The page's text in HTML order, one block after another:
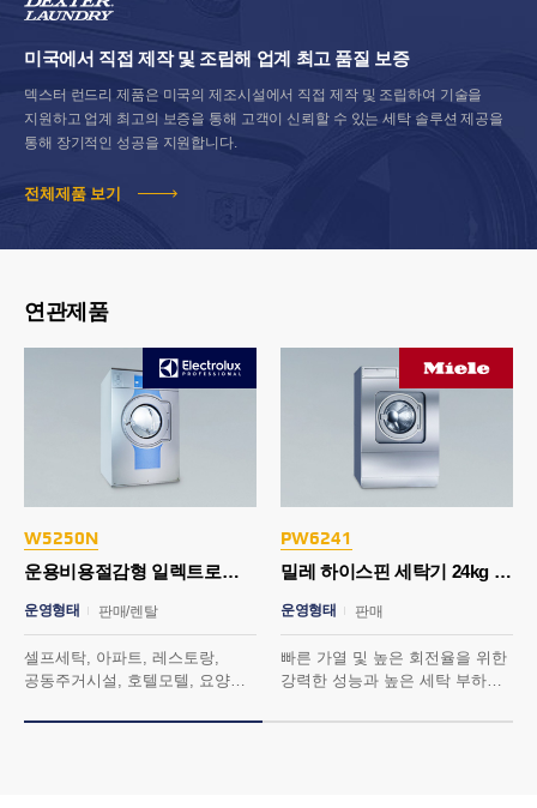
미국에서 직접 제작 및 조립해 업계 최고 품질 보증
덱스터 런드리 제품은 미국의 제조시설에서 직접 제작 및 조립하여 기술을
지원하고 업계 최고의 보증을 통해 고객이 신뢰할 수 있는 세탁 솔루션 제공을
통해 장기적인 성공을 지원합니다.
전체제품 보기
연관제품
W5250N
운용비용절감형 일렉트로룩스 세탁기 28kg
운영형태 판매/렌탈
셀프세탁, 아파트, 레스토랑,
공동주거시설, 호텔모텔, 요양원,
범용/VFD장치로 최적의 세탁과
PW6241
밀레 하이스핀 세탁기 24kg (웻클리닝)
운영형태 판매
빠른 가열 및 높은 회전율을 위한
강력한 성능과 높은 세탁 부하를
세탁을 위한 지능형 솔루션을